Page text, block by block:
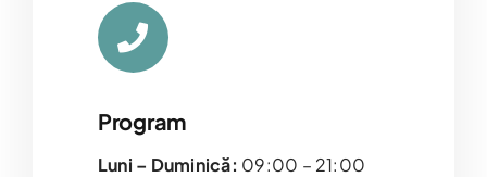
Program
Luni – Duminică: 09:00 – 21:00